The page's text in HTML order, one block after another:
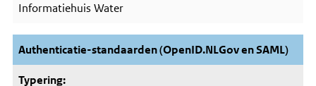
Informatiehuis Water
Authenticatie-standaarden (OpenID.NLGov en SAML)